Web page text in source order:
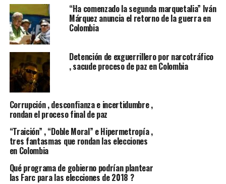
europeas a lidiar con el complicado Estado islámico.
Está claro que ningún país está excento de cualquier
ataque de grupos extremistas maxime si trata de
identificarse con sus adversarios . Pero, lo que no es
claro, es que aún en Colombia se insista en llamar
terroristas a los grupos guerrilleros, conociendo de
plano, que en el aspecto ideológico hay una diferencia
abismal .
Los grupos extremistas son centrados en sus objetivos y
luchan por alguna ideología llámese religiosa o política
y su modus operandi es específico . El blanco es dirigido
y dan sus vidas a cambio de garantizar respeto por sus
líderes y territorio. Además, nada lo toman personal ´.,
“Ha comenzado la segunda marquetalia” Iván
Márquez anuncia el retorno de la guerra en
Colombia
Detención de exguerrillero por narcotráfico
, sacude proceso de paz en Colombia
Corrupción , desconfianza e incertidumbre ,
rondan el proceso final de paz
“Traición” , “Doble Moral” e Hipermetropía ,
tres fantasmas que rondan las elecciones
en Colombia
Qué programa de gobierno podrían plantear
las Farc para las elecciones de 2018 ?